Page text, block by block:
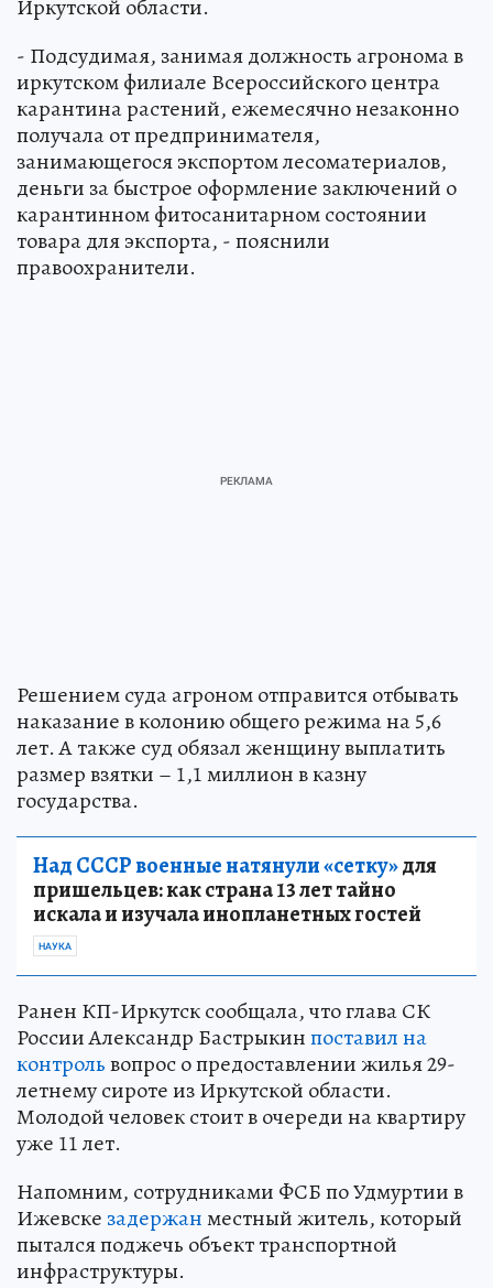
Иркутской области.
- Подсудимая, занимая должность агронома в
иркутском филиале Всероссийского центра
карантина растений, ежемесячно незаконно
получала от предпринимателя,
занимающегося экспортом лесоматериалов,
деньги за быстрое оформление заключений о
карантинном фитосанитарном состоянии
товара для экспорта, - пояснили
правоохранители.
Решением суда агроном отправится отбывать
наказание в колонию общего режима на 5,6
лет. А также суд обязал женщину выплатить
размер взятки – 1,1 миллион в казну
государства.
Над СССР военные натянули «сетку»для
пришельцев: как страна 13 лет тайно
искала и изучала инопланетных гостей
НАУКА
Ранен КП-Иркутск сообщала, что глава СК
России Александр Бастрыкинпоставил на
контрольвопрос о предоставлении жилья 29-
летнему сироте из Иркутской области.
Молодой человек стоит в очереди на квартиру
уже 11 лет.
Напомним, сотрудниками ФСБ по Удмуртии в
Ижевске задержанместный житель, который
пытался поджечь объект транспортной
инфраструктуры.